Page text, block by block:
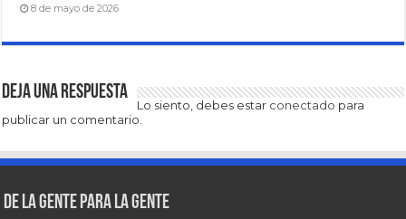
8 de mayo de 2026
Deja una respuesta
Lo siento, debes estar conectado para
publicar un comentario.
De la gente para la gente